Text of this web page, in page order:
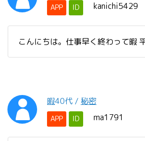
APP ID kanichi5429
こんにちは。仕事早く終わって暇
暇40代 / 秘密
APP ID ma1791